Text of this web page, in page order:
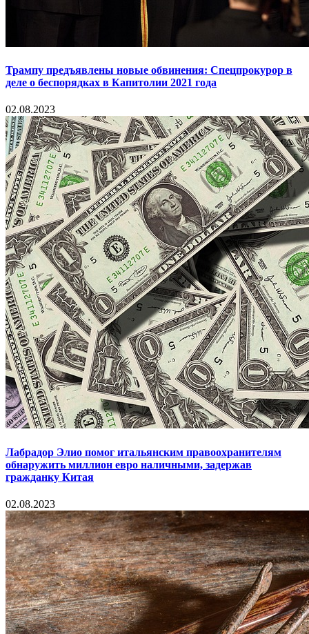
Трампу предъявлены новые обвинения: Спецпрокурор в
деле о беспорядках в Капитолии 2021 года
02.08.2023
Лабрадор Элио помог итальянским правоохранителям
обнаружить миллион евро наличными, задержав
гражданку Китая
02.08.2023